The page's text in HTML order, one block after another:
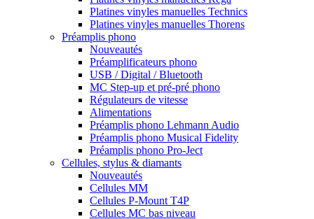
Platines vinyles manuelles Technics
Platines vinyles manuelles Thorens
Préamplis phono
Nouveautés
Préamplificateurs phono
USB / Digital / Bluetooth
MC Step-up et pré-pré phono
Régulateurs de vitesse
Alimentations
Préamplis phono Lehmann Audio
Préamplis phono Musical Fidelity
Préamplis phono Pro-Ject
Cellules, stylus & diamants
Nouveautés
Cellules MM
Cellules P-Mount T4P
Cellules MC bas niveau